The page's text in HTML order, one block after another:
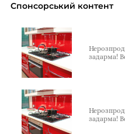
Спонсорський контент
задарма!
задарма!